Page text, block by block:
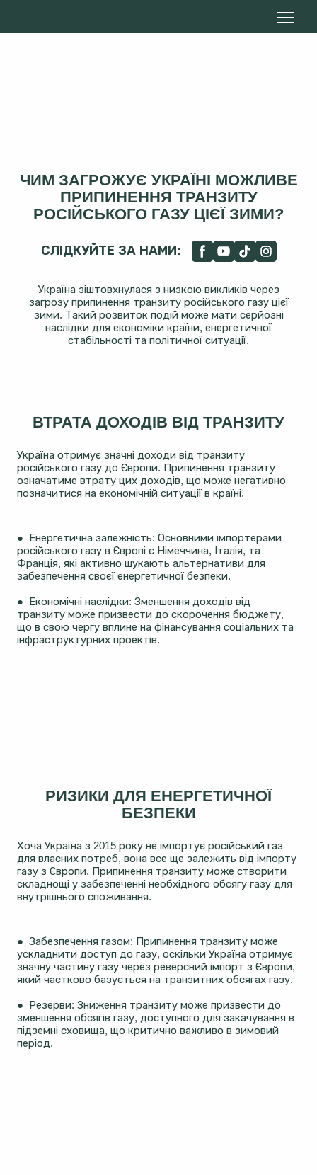
ЧИМ ЗАГРОЖУЄ УКРАЇНІ МОЖЛИВЕ
ПРИПИНЕННЯ ТРАНЗИТУ
РОСІЙСЬКОГО ГАЗУ ЦІЄЇ ЗИМИ?
СЛІДКУЙТЕ ЗА НАМИ:
Україна зіштовхнулася з низкою викликів через
загрозу припинення транзиту російського газу цієї
зими. Такий розвиток подій може мати серйозні
наслідки для економіки країни, енергетичної
стабільності та політичної ситуації.
ВТРАТА ДОХОДІВ ВІД ТРАНЗИТУ
Україна отримує значні доходи від транзиту
російського газу до Європи. Припинення транзиту
означатиме втрату цих доходів, що може негативно
позначитися на економічній ситуації в країні.
● Енергетична залежність: Основними імпортерами
російського газу в Європі є Німеччина, Італія, та
Франція, які активно шукають альтернативи для
забезпечення своєї енергетичної безпеки​​.
● Економічні наслідки: Зменшення доходів від
транзиту може призвести до скорочення бюджету,
що в свою чергу вплине на фінансування соціальних та
інфраструктурних проектів.
РИЗИКИ ДЛЯ ЕНЕРГЕТИЧНОЇ
БЕЗПЕКИ
Хоча Україна з 2015 року не імпортує російський газ
для власних потреб, вона все ще залежить від імпорту
газу з Європи. Припинення транзиту може створити
складнощі у забезпеченні необхідного обсягу газу для
внутрішнього споживання.
● Забезпечення газом: Припинення транзиту може
ускладнити доступ до газу, оскільки Україна отримує
значну частину газу через реверсний імпорт з Європи,
який частково базується на транзитних обсягах газу​​.
● Резерви: Зниження транзиту може призвести до
зменшення обсягів газу, доступного для закачування в
підземні сховища, що критично важливо в зимовий
період.